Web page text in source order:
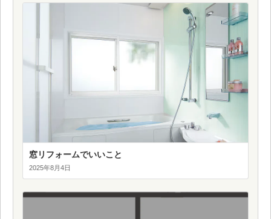
窓リフォームでいいこと
2025年8月4日